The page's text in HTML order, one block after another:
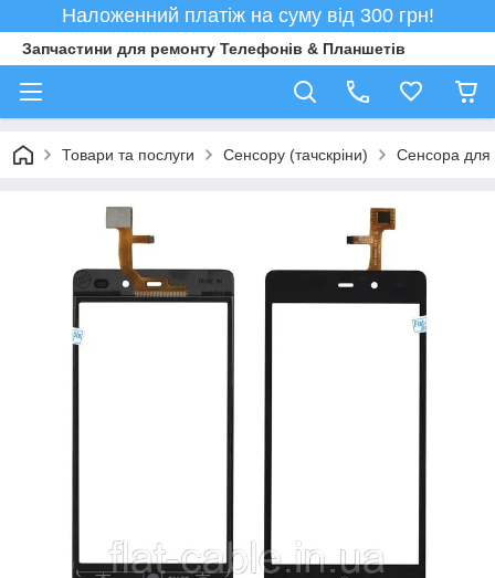
Наложенний платіж на суму від 300 грн!
Запчастини для ремонту Телефонів & Планшетів
Товари та послуги Сенсору (тачскріни) Сенсора для